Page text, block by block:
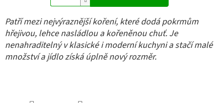
Patří mezi nejvýraznější koření, které dodá pokrmům
hřejivou, lehce nasládlou a kořeněnou chuť. Je
nenahraditelný v klasické i moderní kuchyni a stačí malé
množství a jídlo získá úplně nový rozměr.